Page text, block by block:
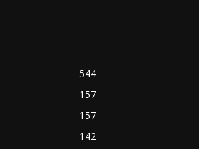
544
157
157
142